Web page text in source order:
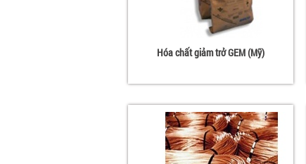
Hóa chất giảm trở GEM (Mỹ)